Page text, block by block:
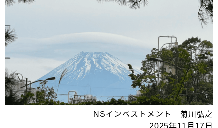
NSインベストメント 菊川弘之
2025年11月17日